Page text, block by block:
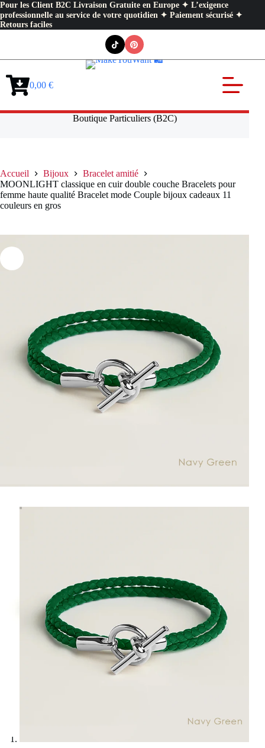
Pour les Client B2C Livraison Gratuite en Europe ✦ L’exigence
professionnelle au service de votre quotidien ✦ Paiement sécurisé ✦
Retours faciles
Panier0,00 €
Boutique Particuliers (B2C)
Accueil Bijoux
Bracelet amitié
MOONLIGHT classique en cuir double couche Bracelets pour
femme haute qualité Bracelet mode Couple bijoux cadeaux 11
couleurs en gros